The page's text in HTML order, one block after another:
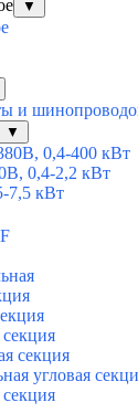
▼
и
▼
0,4-400 кВт
0,4-2,2 кВт
7,5 кВт
секция
угловая